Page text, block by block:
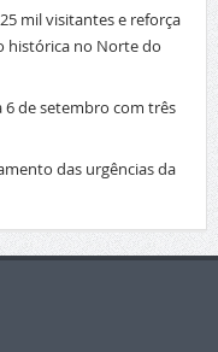
mil visitantes e reforça
histórica no Norte do
6 de setembro com três
das urgências da